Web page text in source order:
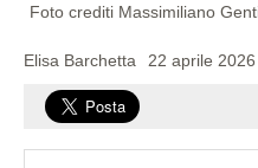
Foto crediti Massimiliano
Elisa Barchetta 22 aprile 2026